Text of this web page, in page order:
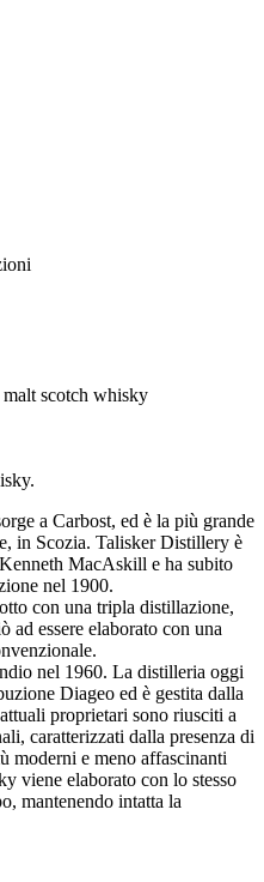
scotch whisky
a Carbost, ed è la più grande
in Scozia. Talisker Distillery è
MacAskill e ha subito
nel 1900.
con una tripla distillazione,
ad essere elaborato con una
nel 1960. La distilleria oggi
Diageo ed è gestita dalla
proprietari sono riusciti a
caratterizzati dalla presenza di
moderni e meno affascinanti
viene elaborato con lo stesso
mantenendo intatta la